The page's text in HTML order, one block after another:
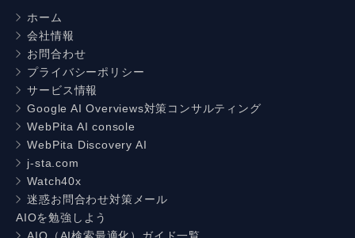
ホーム
会社情報
お問合わせ
プライバシーポリシー
サービス情報
Google AI Overviews対策コンサルティング
WebPita AI console
WebPita Discovery AI
j-sta.com
Watch40x
迷惑お問合わせ対策メール
AIOを勉強しよう
AIO（AI検索最適化）ガイド一覧